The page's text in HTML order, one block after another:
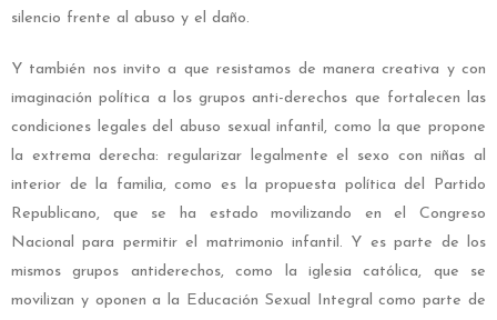
silencio frente al abuso y el daño.
Y también nos invito a que resistamos de manera creativa y con
imaginación política a los grupos anti-derechos que fortalecen las
condiciones legales del abuso sexual infantil, como la que propone
la extrema derecha: regularizar legalmente el sexo con niñas al
interior de la familia, como es la propuesta política del Partido
Republicano, que se ha estado movilizando en el Congreso
Nacional para permitir el matrimonio infantil. Y es parte de los
mismos grupos antiderechos, como la iglesia católica, que se
movilizan y oponen a la Educación Sexual Integral como parte de